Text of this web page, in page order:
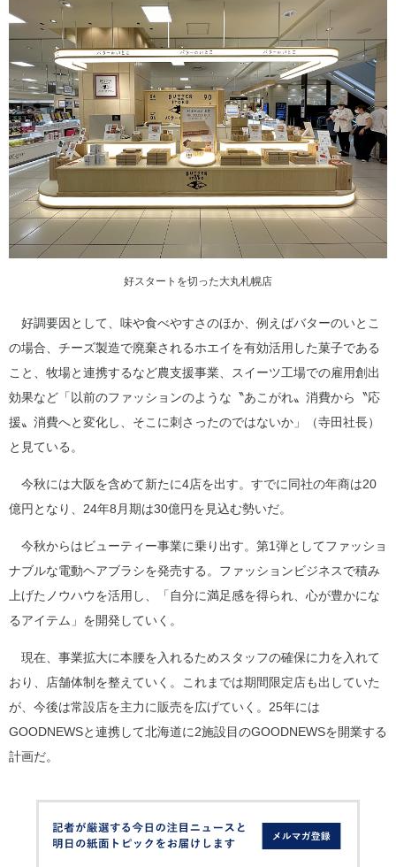
好スタートを切った大丸札幌店
好調要因として、味や食べやすさのほか、例えばバターのいとこ
の場合、チーズ製造で廃棄されるホエイを有効活用した菓子である
こと、牧場と連携するなど農支援事業、スイーツ工場での雇用創出
効果など「以前のファッションのような〝あこがれ〟消費から〝応
援〟消費へと変化し、そこに刺さったのではないか」（寺田社長）
と見ている。
今秋には大阪を含めて新たに4店を出す。すでに同社の年商は20
億円となり、24年8月期は30億円を見込む勢いだ。
今秋からはビューティー事業に乗り出す。第1弾としてファッショ
ナブルな電動ヘアブラシを発売する。ファッションビジネスで積み
上げたノウハウを活用し、「自分に満足感を得られ、心が豊かにな
るアイテム」を開発していく。
現在、事業拡大に本腰を入れるためスタッフの確保に力を入れて
おり、店舗体制を整えていく。これまでは期間限定店も出していた
が、今後は常設店を主力に販売を広げていく。25年には
GOODNEWSと連携して北海道に2施設目のGOODNEWSを開業する
計画だ。